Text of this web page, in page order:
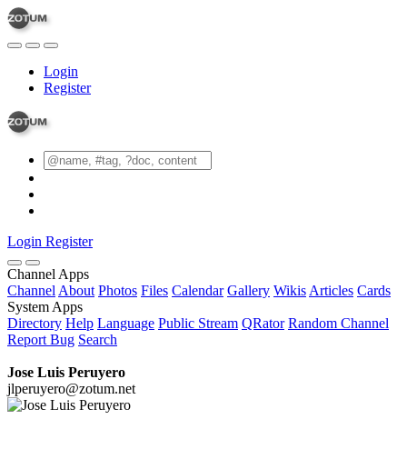
Login
Register
Login Register
Channel Apps
Channel About Photos Files Calendar Gallery Wikis Articles Cards
System Apps
Directory Help Language Public Stream QRator Random Channel
Report Bug Search
Jose Luis Peruyero
jlperuyero@zotum.net